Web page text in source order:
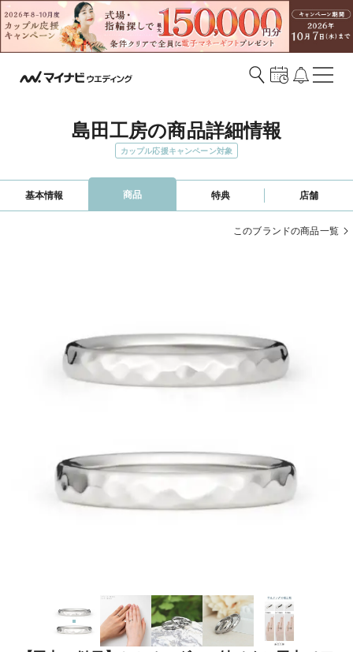
島田工房の商品詳細情報
カップル応援キャンペーン対象
基本情報 商品 特典 店舗
このブランドの商品一覧